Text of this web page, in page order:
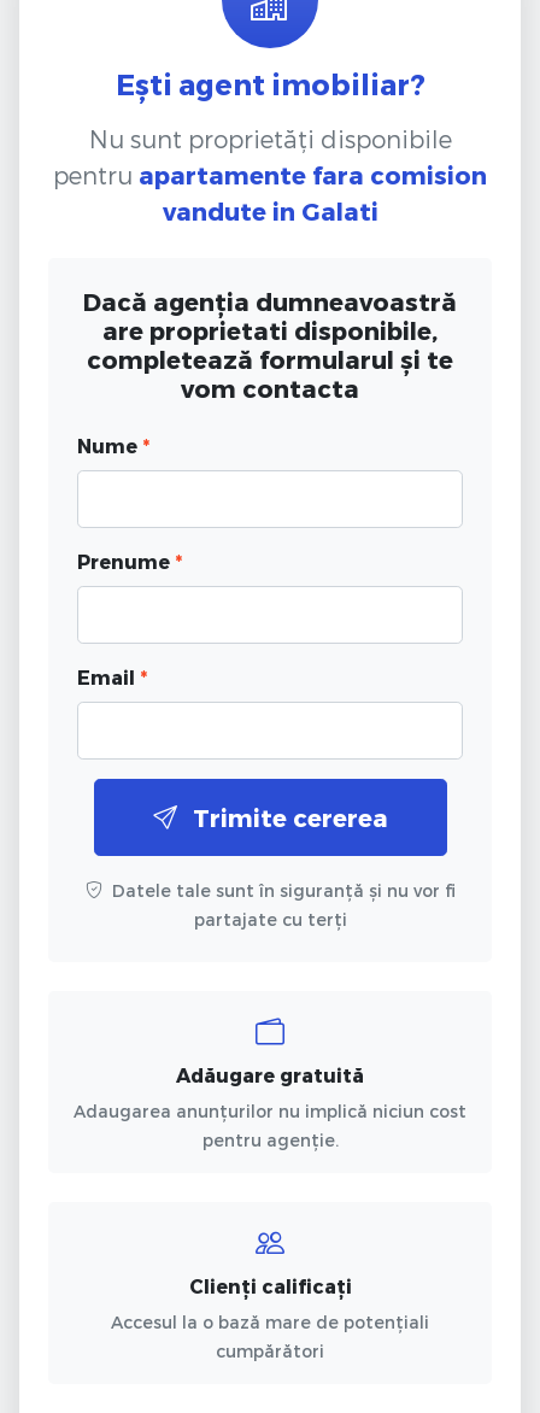
Ești agent imobiliar?
Nu sunt proprietăți disponibile
pentru apartamente fara comision
vandute in Galati
Dacă agenția dumneavoastră
are proprietati disponibile,
completează formularul și te
vom contacta
Nume *
Prenume *
Email *
Trimite cererea
Datele tale sunt în siguranță și nu vor fi
partajate cu terți
Adăugare gratuită
Adaugarea anunțurilor nu implică niciun cost
pentru agenție.
Clienți calificați
Accesul la o bază mare de potențiali
cumpărători